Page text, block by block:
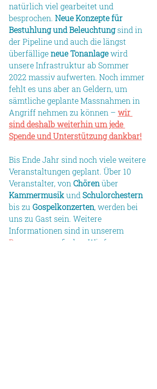
natürlich viel gearbeitet und
besprochen. Neue Konzepte für
Bestuhlung und Beleuchtung sind in
der Pipeline und auch die längst
überfällige neue Tonanlage wird
unsere Infrastruktur ab Sommer
2022 massiv aufwerten. Noch immer
fehlt es uns aber an Geldern, um
sämtliche geplante Massnahmen in
Angriff nehmen zu können – wir
sind deshalb weiterhin um jede
Spende und Unterstützung dankbar!
Bis Ende Jahr sind noch viele weitere
Veranstaltungen geplant. Über 10
Veranstalter, von Chören über
Kammermusik und Schulorchestern
bis zu Gospelkonzerten, werden bei
uns zu Gast sein. Weitere
Informationen sind in unserem
Programm
zu finden. Wir freuen uns